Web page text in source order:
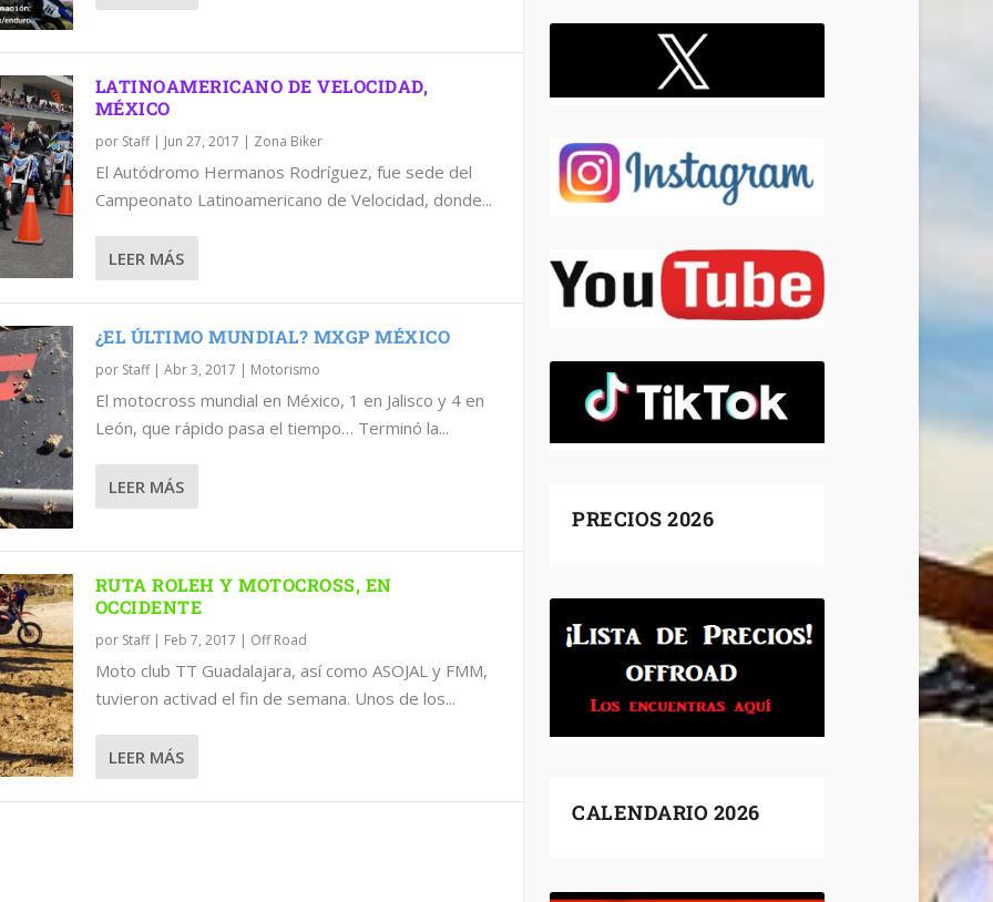
MÉXICO
OCCIDENTE
LATINOAMERICANO DE VELOCIDAD,
MÉXICO
por Staff| Jun 27, 2017 | Zona Biker
El Autódromo Hermanos Rodríguez, fue sede del
Campeonato Latinoamericano de Velocidad, donde...
LEER MÁS
¿EL ÚLTIMO MUNDIAL? MXGP MÉXICO
por Staff| Abr 3, 2017 | Motorismo
El motocross mundial en México, 1 en Jalisco y 4 en
León, que rápido pasa el tiempo… Terminó la...
LEER MÁS
RUTA ROLEH Y MOTOCROSS, EN
OCCIDENTE
por Staff| Feb 7, 2017 | Off Road
Moto club TT Guadalajara, así como ASOJAL y FMM,
tuvieron activad el fin de semana. Unos de los...
LEER MÁS
PRECIOS 2026
CALENDARIO 2026